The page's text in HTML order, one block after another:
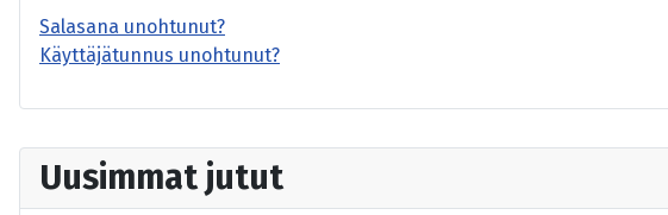
Uusimmat jutut
Salasana unohtunut?
Käyttäjätunnus unohtunut?